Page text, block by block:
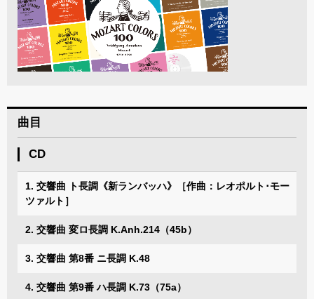
曲目
CD
1. 交響曲 ト長調《新ランバッハ》［作曲：レオポルト･モー
ツァルト］
2. 交響曲 変ロ長調 K.Anh.214（45b）
3. 交響曲 第8番 ニ長調 K.48
4. 交響曲 第9番 ハ長調 K.73（75a）